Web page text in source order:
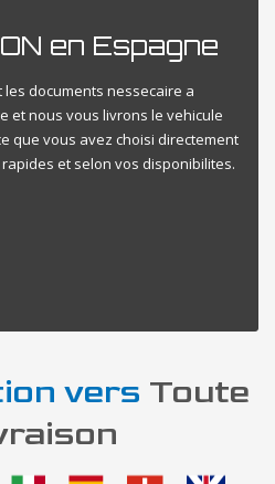
en Espagne
documents nessecaire a
et nous vous livrons le vehicule
que vous avez choisi directement
et selon vos disponibilites.
vers Toute